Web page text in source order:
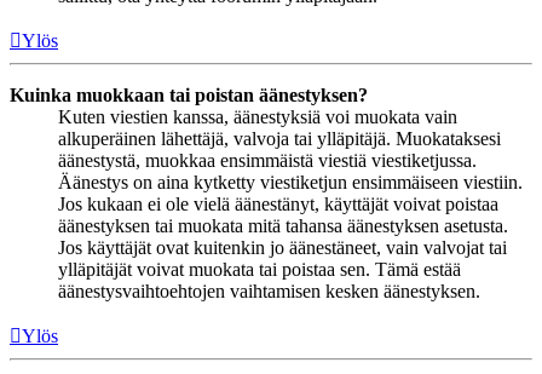
Ylös
Kuinka muokkaan tai poistan äänestyksen?
Kuten viestien kanssa, äänestyksiä voi muokata vain
alkuperäinen lähettäjä, valvoja tai ylläpitäjä. Muokataksesi
äänestystä, muokkaa ensimmäistä viestiä viestiketjussa.
Äänestys on aina kytketty viestiketjun ensimmäiseen viestiin.
Jos kukaan ei ole vielä äänestänyt, käyttäjät voivat poistaa
äänestyksen tai muokata mitä tahansa äänestyksen asetusta.
Jos käyttäjät ovat kuitenkin jo äänestäneet, vain valvojat tai
ylläpitäjät voivat muokata tai poistaa sen. Tämä estää
äänestysvaihtoehtojen vaihtamisen kesken äänestyksen.
Ylös